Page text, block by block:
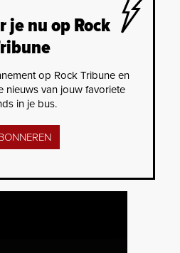
je nu op Rock
op Rock Tribune en
nieuws van jouw favoriete
in je bus.